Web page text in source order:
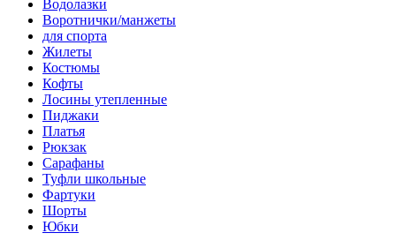
Водолазки
Воротнички/манжеты
для спорта
Жилеты
Костюмы
Кофты
Лосины утепленные
Пиджаки
Платья
Рюкзак
Сарафаны
Туфли школьные
Фартуки
Шорты
Юбки